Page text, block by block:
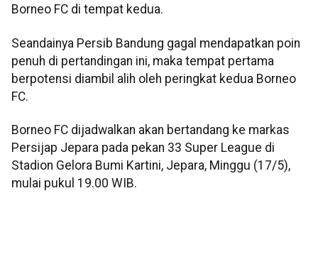
Borneo FC di tempat kedua.
Seandainya Persib Bandung gagal mendapatkan poin
penuh di pertandingan ini, maka tempat pertama
berpotensi diambil alih oleh peringkat kedua Borneo
FC.
Borneo FC dijadwalkan akan bertandang ke markas
Persijap Jepara pada pekan 33 Super League di
Stadion Gelora Bumi Kartini, Jepara, Minggu (17/5),
mulai pukul 19.00 WIB.